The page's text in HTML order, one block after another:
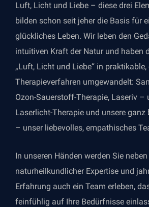
Luft, Licht und Liebe – diese drei
bilden schon seit jeher die Basis für
glückliches Leben. Wir leben den
intuitiven Kraft der Natur und haben
„Luft, Licht und Liebe“ in
Therapieverfahren umgewandelt:
Ozon-Sauerstoff-Therapie, Laseriv –
Laserlicht-Therapie und unsere ganz
– unser liebevolles, empathisches
In unseren Händen werden Sie
naturheilkundlicher Expertise und
Erfahrung auch ein Team erleben,
feinfühlig auf Ihre Bedürfnisse